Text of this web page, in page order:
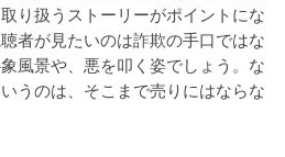
り扱うストーリーがポイントにな
者が見たいのは詐欺の手口ではな
風景や、悪を叩く姿でしょう。な
うのは、そこまで売りにはならな